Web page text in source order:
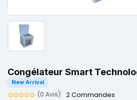
Congélateur Smart
New Arrival
(0 Avis) 2 Commandes